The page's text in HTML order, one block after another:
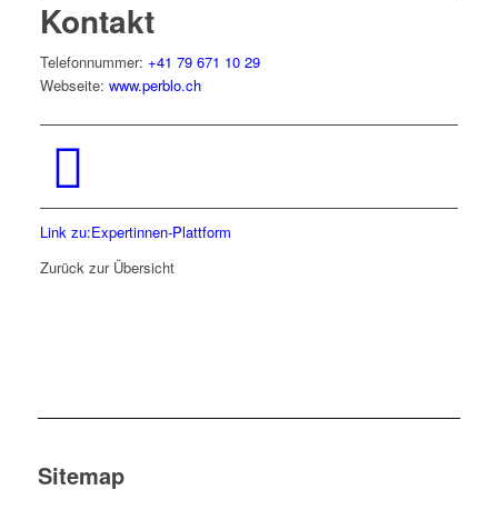
Kontakt
Telefonnummer: +41 79 671 10 29
Webseite: www.perblo.ch
Link zu:Expertinnen-Plattform
Zurück zur Übersicht
Sitemap